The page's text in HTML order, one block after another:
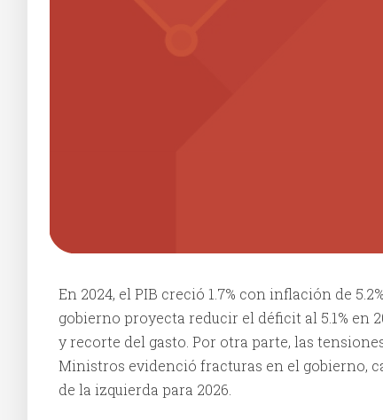
En 2024, el PIB creció 1.7% con inflación de
gobierno proyecta reducir el déficit al 5.1% en
y recorte del gasto. Por otra parte, las
Ministros evidenció fracturas en el gobierno,
de la izquierda para 2026.